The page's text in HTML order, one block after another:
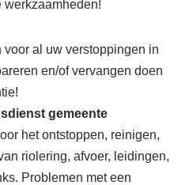
werkzaamheden!
al uw verstoppingen in
en/of vervangen doen
gemeente
het ontstoppen, reinigen,
riolering, afvoer, leidingen,
Problemen met een